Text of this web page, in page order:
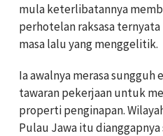
mula keterlibatannya
perhotelan raksasa
masa lalu yang menggelitik.
Ia awalnya merasa
tawaran pekerjaan untuk
properti penginapan.
Pulau Jawa itu dianggapnya